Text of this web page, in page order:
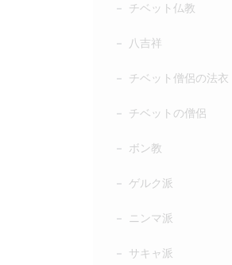
チベット仏教
八吉祥
チベット僧侶の法衣
チベットの僧侶
ボン教
ゲルク派
ニンマ派
サキャ派